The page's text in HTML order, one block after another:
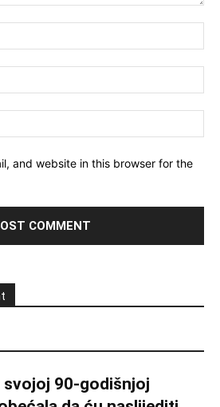
and website in this browser for the
svojoj 90-godišnjoj